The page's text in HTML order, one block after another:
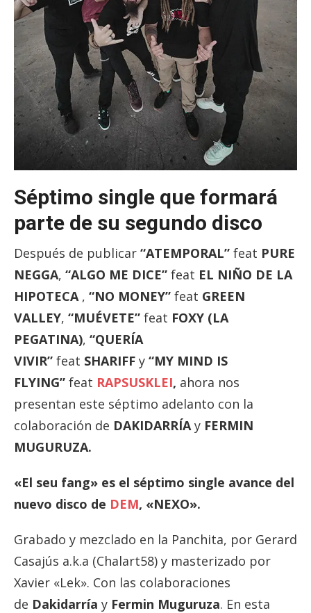
Séptimo single que formará
parte de su segundo disco
Después de publicar “ATEMPORAL” feat PURE
NEGGA, “ALGO ME DICE” feat EL NIÑO DE LA
HIPOTECA , “NO MONEY” feat GREEN
VALLEY, “MUÉVETE” feat FOXY (LA
PEGATINA), “QUERÍA
VIVIR” feat SHARIFF y “MY MIND IS
FLYING” feat RAPSUSKLEI, ahora nos
presentan este séptimo adelanto con la
colaboración de DAKIDARRÍA y FERMIN
MUGURUZA.
«El seu fang» es el séptimo single avance del
nuevo disco de DEM, «NEXO».
Grabado y mezclado en la Panchita, por Gerard
Casajús a.k.a (Chalart58) y masterizado por
Xavier «Lek». Con las colaboraciones
de Dakidarría y Fermin Muguruza. En esta